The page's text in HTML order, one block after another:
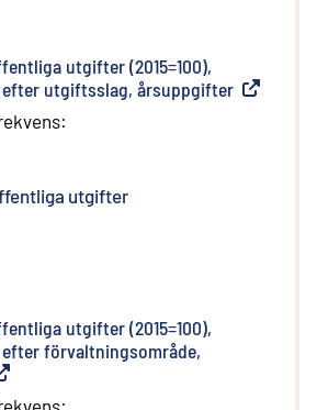
utgifter (2015=100),
utgiftsslag, årsuppgifter Extern
:
utgifter
utgifter (2015=100),
förvaltningsområde,
länk